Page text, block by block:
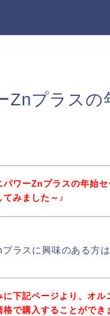
Znプラスの
パワーZnプラスの年始
てみました～♪
ラスに興味のある方
に下記ページより、オ
格で購入することがで